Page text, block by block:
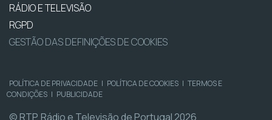
RÁDIO E TELEVISÃO
RGPD
GESTÃO DAS DEFINIÇÕES DE COOKIES
POLÍTICA DE PRIVACIDADE | POLÍTICA DE COOKIES | TERMOS E
CONDIÇÕES | PUBLICIDADE
© RTP, Rádio e Televisão de Portugal 2026